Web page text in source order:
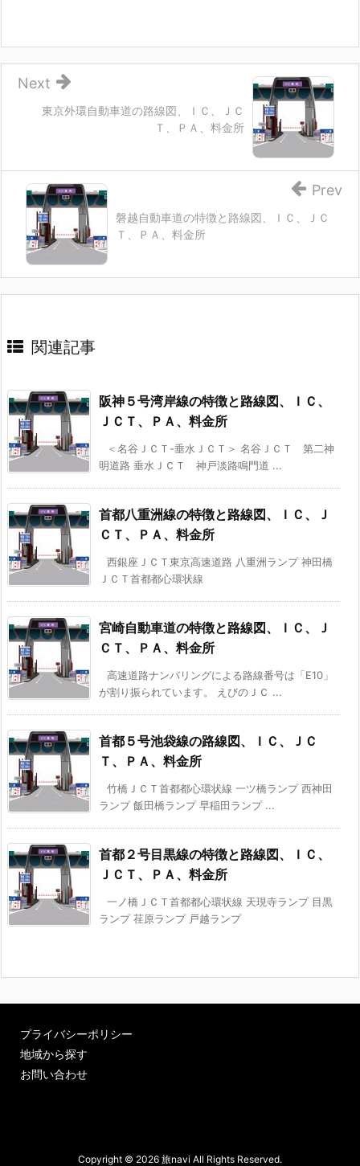
東京外環自動車道の路線図、ＩＣ、ＪＣ
Ｔ、ＰＡ、料金所
Next
磐越自動車道の特徴と路線図、ＩＣ、ＪＣ
Ｔ、ＰＡ、料金所
Prev
関連記事
阪神５号湾岸線の特徴と路線図、ＩＣ、
ＪＣＴ、ＰＡ、料金所
＜名谷ＪＣＴ-垂水ＪＣＴ＞ 名谷ＪＣＴ 第二神
明道路 垂水ＪＣＴ 神戸淡路鳴門道 ...
首都八重洲線の特徴と路線図、ＩＣ、Ｊ
ＣＴ、ＰＡ、料金所
西銀座ＪＣＴ東京高速道路 八重洲ランプ 神田橋
ＪＣＴ首都都心環状線
宮崎自動車道の特徴と路線図、ＩＣ、Ｊ
ＣＴ、ＰＡ、料金所
高速道路ナンバリングによる路線番号は「E10」
が割り振られています。 えびのＪＣ ...
首都５号池袋線の路線図、ＩＣ、ＪＣ
Ｔ、ＰＡ、料金所
竹橋ＪＣＴ首都都心環状線 一ツ橋ランプ 西神田
ランプ 飯田橋ランプ 早稲田ランプ ...
首都２号目黒線の特徴と路線図、ＩＣ、
ＪＣＴ、ＰＡ、料金所
一ノ橋ＪＣＴ首都都心環状線 天現寺ランプ 目黒
ランプ 荏原ランプ 戸越ランプ
プライバシーポリシー
地域から探す
お問い合わせ
Copyright © 2026 旅navi All Rights Reserved.